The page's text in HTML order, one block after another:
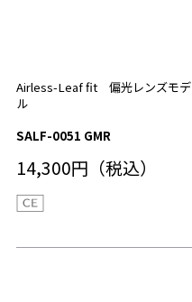
Airless-Leaf fit 偏光レンズモデ
ル
SALF-0051 GMR
14,300円（税込）